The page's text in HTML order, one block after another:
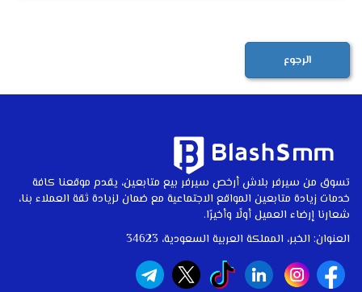
الرجوع
تسوق من سيرفر بلاش أرخص سيرفر بيع متابعين، يقدم موقعنا كافة
خدمات زيادة متابعين المواقع الاجتماعية مع ضمان لزيادة ثقة العملاء بنا،
شعارنا إرضاء العميل أولًا وأخيرًا.
العنوان: الخبر، المملكة العربية السعودية، 34623